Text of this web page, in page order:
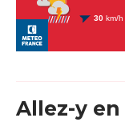
Allez-y en